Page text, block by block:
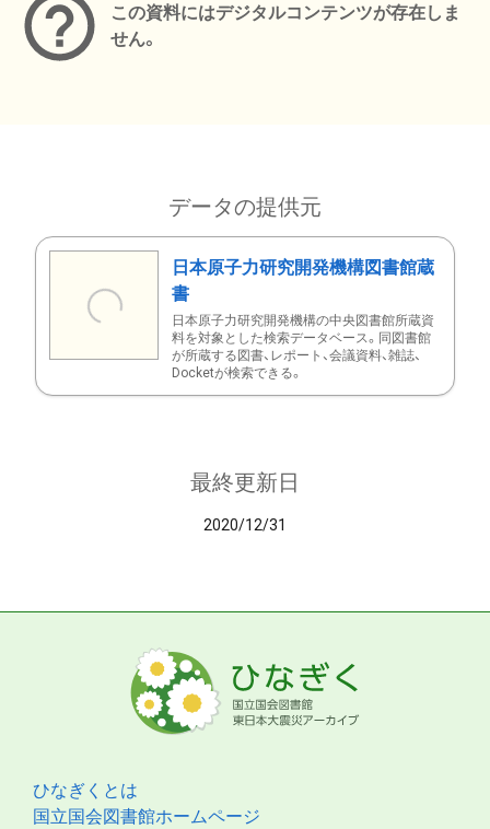
この資料にはデジタルコンテンツが存在しま
せん。
データの提供元
日本原子力研究開発機構図書館蔵
書
日本原子力研究開発機構の中央図書館所蔵資
料を対象とした検索データベース。同図書館
が所蔵する図書、レポート、会議資料、雑誌、
Docketが検索できる。
最終更新日
2020/12/31
ひなぎくとは
国立国会図書館ホームページ